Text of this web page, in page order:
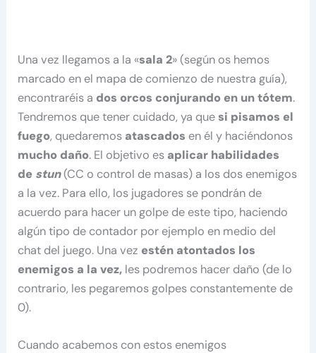
Una vez llegamos a la «sala 2» (según os hemos
marcado en el mapa de comienzo de nuestra guía),
encontraréis a dos orcos conjurando en un tótem.
Tendremos que tener cuidado, ya quesi pisamos el
fuego, quedaremos atascados en él y haciéndonos
mucho daño. El objetivo es aplicar habilidades
de stun(CC o control de masas) a los dos enemigos
a la vez. Para ello, los jugadores se pondrán de
acuerdo para hacer un golpe de este tipo, haciendo
algún tipo de contador por ejemplo en medio del
chat del juego. Una vez estén atontados los
enemigos a la vez, les podremos hacer daño (de lo
contrario, les pegaremos golpes constantemente de
0).
Cuando acabemos con estos enemigos